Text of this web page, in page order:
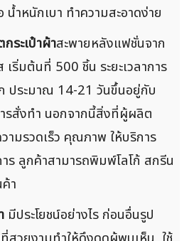
น้ำหนักเบา ทำความสะอาดง่าย
ระเป๋าผ้าสะพายหลังแฟชั่นจาก
ริ่มต้นที่ 500 ชิ้น ระยะเวลาการ
ประมาณ 14-21 วันขึ้นอยู่กับ
รสั่งทำ นอกจากนี้สิ่งที่ผู้ผลิต
ามรวดเร็ว คุณภาพ ให้บริการ
ลูกค้าสามารถพิมพ์โลโก้ สกรีน
า
มีประโยชน์อย่างไร ก่อนอื่นรูป